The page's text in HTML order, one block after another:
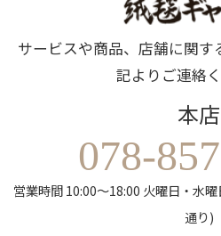
サービスや商品、店舗に関
記よりご連絡く
本店
078-
営業時間 10:00～18:00 火曜日・水
通り)